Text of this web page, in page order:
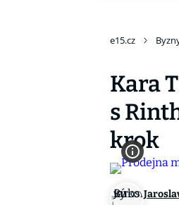
e15.cz
Kara
s
krok